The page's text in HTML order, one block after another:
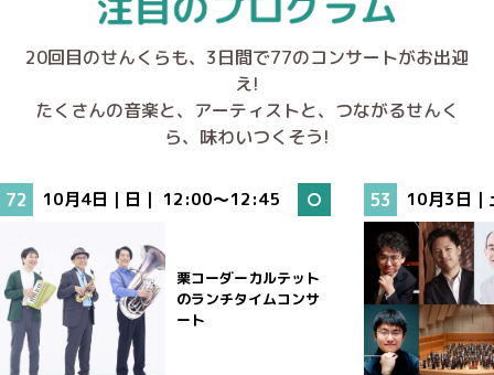
20回目のせんくらも、3日間で77のコンサートがお出迎
え!
たくさんの音楽と、アーティストと、つながるせんく
ら、味わいつくそう!
72 10月4日｜日｜ 12:00～12:45
栗コーダーカルテット
のランチタイムコンサ
ート
53 10月3日｜